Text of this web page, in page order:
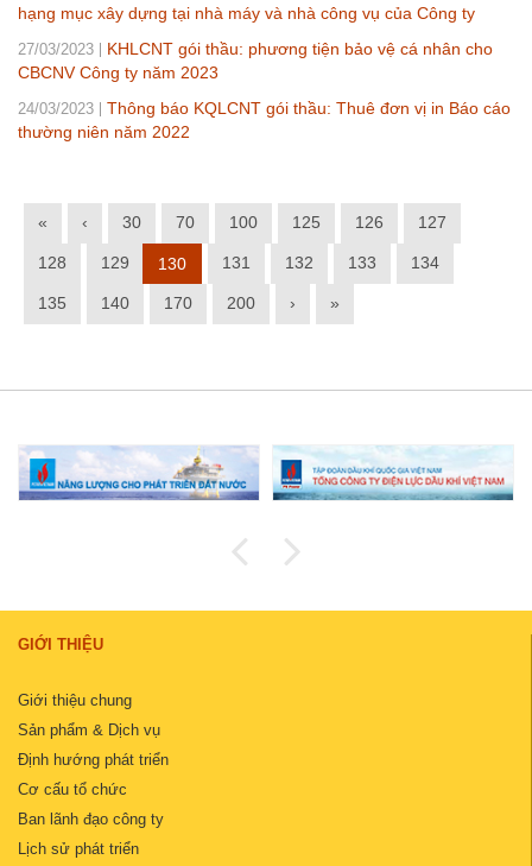
hạng mục xây dựng tại nhà máy và nhà công vụ của Công ty
27/03/2023
KHLCNT gói thầu: phương tiện bảo vệ cá nhân cho
CBCNV Công ty năm 2023
24/03/2023
Thông báo KQLCNT gói thầu: Thuê đơn vị in Báo cáo
thường niên năm 2022
« ‹ 30 70 100 125 126 127
128 129 130 131 132 133 134
135 140 170 200 › »
GIỚI THIỆU
Giới thiệu chung
Sản phẩm & Dịch vụ
Định hướng phát triển
Cơ cấu tổ chức
Ban lãnh đạo công ty
Lịch sử phát triển